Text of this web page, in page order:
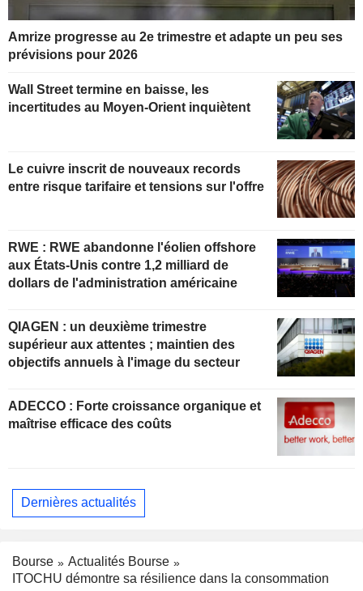
Amrize progresse au 2e trimestre et adapte un peu ses
prévisions pour 2026
Wall Street termine en baisse, les
incertitudes au Moyen-Orient inquiètent
Le cuivre inscrit de nouveaux records
entre risque tarifaire et tensions sur l'offre
RWE : RWE abandonne l'éolien offshore
aux États-Unis contre 1,2 milliard de
dollars de l'administration américaine
QIAGEN : un deuxième trimestre
supérieur aux attentes ; maintien des
objectifs annuels à l'image du secteur
ADECCO : Forte croissance organique et
maîtrise efficace des coûts
Dernières actualités
Bourse
Actualités Bourse
ITOCHU démontre sa résilience dans la consommation